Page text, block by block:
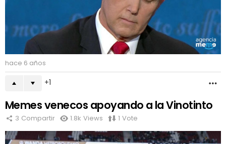
hace 6 años
1
Memes venecos apoyando a la Vinotinto
3 Compartir 1.8k Views 1 Vote